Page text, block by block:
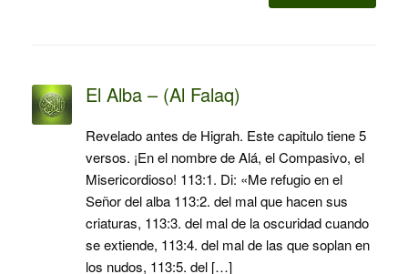
El Alba – (Al Falaq)
Revelado antes de Higrah. Este capitulo tiene 5
versos. ¡En el nombre de Alá, el Compasivo, el
Misericordioso! 113:1. Di: «Me refugio en el
Señor del alba 113:2. del mal que hacen sus
criaturas, 113:3. del mal de la oscuridad cuando
se extiende, 113:4. del mal de las que soplan en
los nudos, 113:5. del […]